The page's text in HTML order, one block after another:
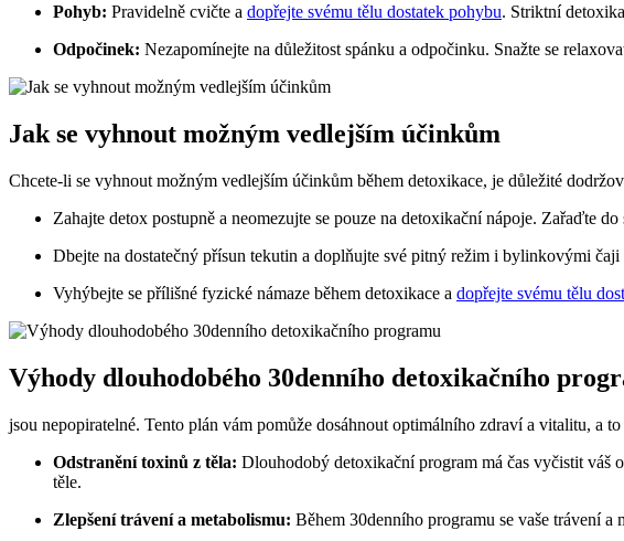
Pohyb: Pravidelně cvičte a dopřejte svému tělu dostatek pohybu. Striktní
Odpočinek: Nezapomínejte na důležitost spánku a odpočinku. Snažte se
Jak se vyhnout možným vedlejším účinkům
Chcete-li se vyhnout možným vedlejším účinkům během detoxikace, je důležité
Zahajte detox postupně a neomezujte se pouze na detoxikační nápoje. Zařaďte
Dbejte na dostatečný přísun tekutin a doplňujte své pitný režim i bylinkovými čaji
Vyhýbejte se přílišné fyzické námaze během detoxikace a dopřejte svému tělu
Výhody dlouhodobého 30denního detoxikačního
jsou nepopiratelné. Tento plán vám pomůže dosáhnout optimálního zdraví a vitalitu, a
Odstranění toxinů z těla: Dlouhodobý detoxikační program má čas vyčistit váš
těle.
Zlepšení trávení a metabolismu: Během 30denního programu se vaše trávení